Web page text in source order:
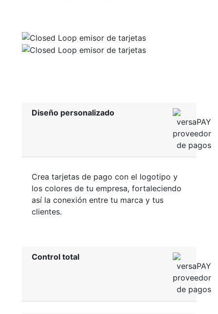
Diseño personalizado
Crea tarjetas de pago con el logotipo y
los colores de tu empresa, fortaleciendo
así la conexión entre tu marca y tus
clientes.
Control total